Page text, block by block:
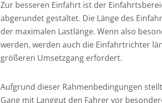
Zur besseren Einfahrt ist der
abgerundet gestaltet. Die Länge des
der maximalen Lastlänge. Wenn also
werden, werden auch die Einfahrtrichter
größeren Umsetzgang erfordert.
Aufgrund dieser Rahmenbedingungen
Gang mit Langgut den Fahrer vor